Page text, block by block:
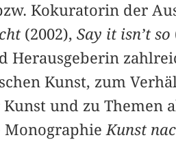
Kokuratorin der
(2002), Say it isn’t so
Herausgeberin
Kunst, zum
Kunst und zu
Monographie Kunst